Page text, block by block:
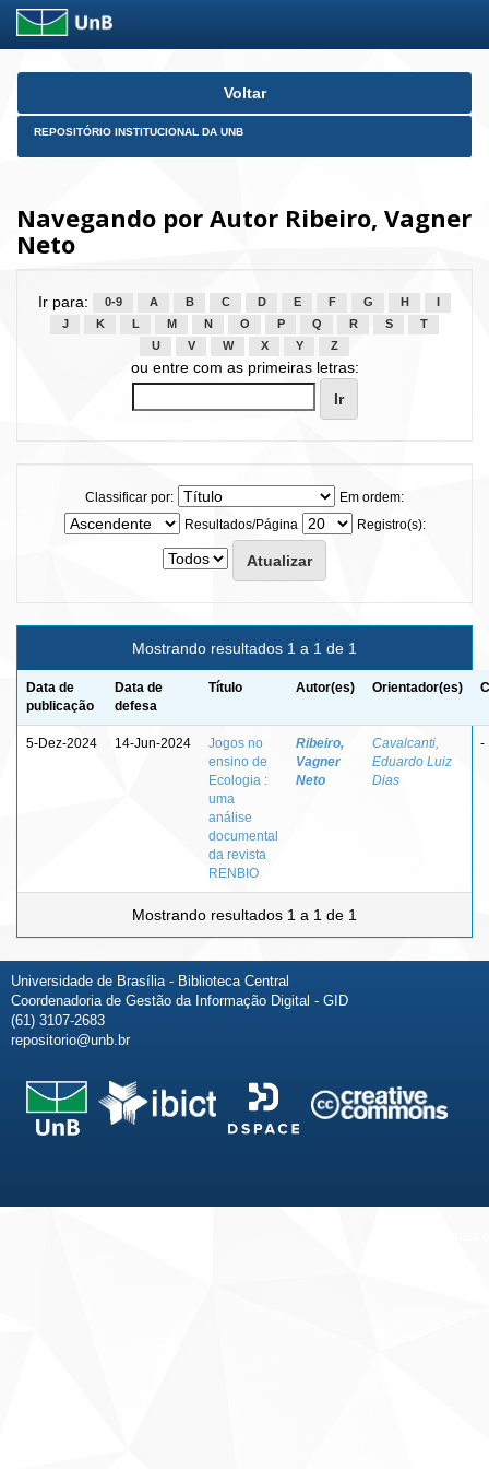
Skip
Voltar
REPOSITÓRIO INSTITUCIONAL DA UNB
Navegando por Autor Ribeiro, Vagner
Neto
Ir para: 0-9 A B C D E F G H
J
K L M N O P Q R S
T
U
V W X Y Z
ou entre com as primeiras letras:
Classificar por:
Em ordem:
Resultados/Página
Registro(s):
Mostrando resultados 1 a 1 de 1
Data de
publicação
Data de
defesa
Título Autor(es) Orientador(es)
5-Dez-2024 14-Jun-2024
Jogos no
ensino de
Ecologia :
uma
análise
documental
da revista
RENBIO
Ribeiro,
Vagner
Neto
Cavalcanti,
Eduardo Luiz
Dias
-
Mostrando resultados 1 a 1 de 1
Universidade de Brasília - Biblioteca Central
Coordenadoria de Gestão da Informação Digital - GID
(61) 3107-2683
repositorio@unb.br